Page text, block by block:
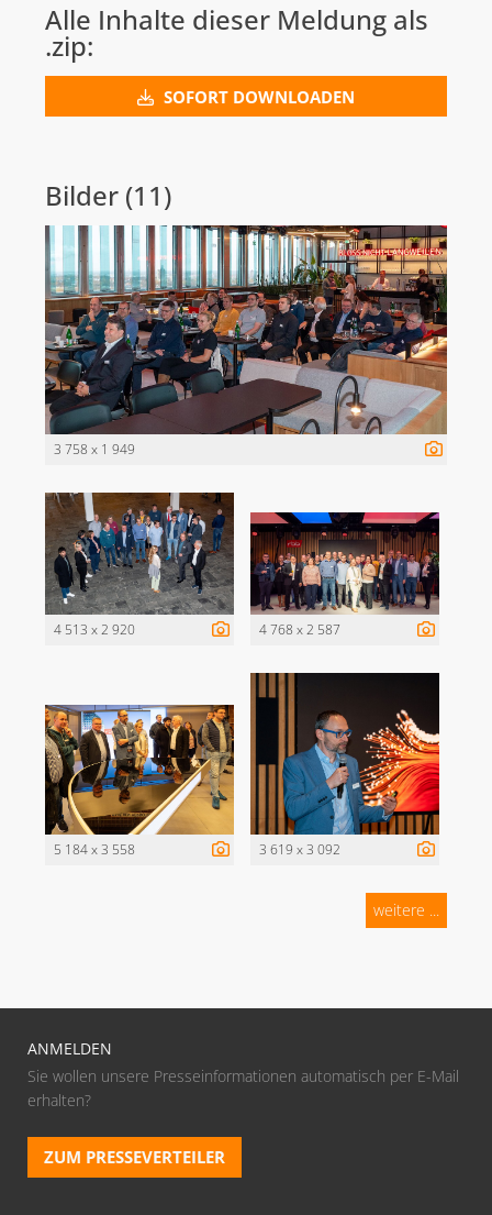
Alle Inhalte dieser Meldung als
.zip:
SOFORT DOWNLOADEN
Bilder (11)
3 758 x 1 949
4 513 x 2 920 4 768 x 2 587
5 184 x 3 558 3 619 x 3 092
weitere ...
ANMELDEN
Sie wollen unsere Presseinformationen automatisch per E-Mail
erhalten?
ZUM PRESSEVERTEILER